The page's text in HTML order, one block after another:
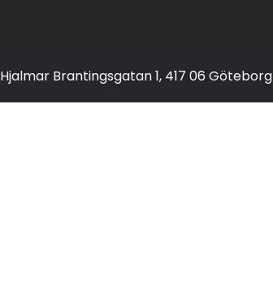
Hjalmar Brantingsgatan 1, 417 06 Göteborg